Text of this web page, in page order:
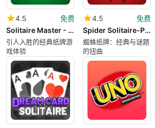
4.5
免费
Solitaire Master - Game 2025
引人入胜的经典纸牌游
戏体验
4.5
免费
Spider Solitaire-Puzzle trip
蜘蛛纸牌：经典与谜题
的扭曲